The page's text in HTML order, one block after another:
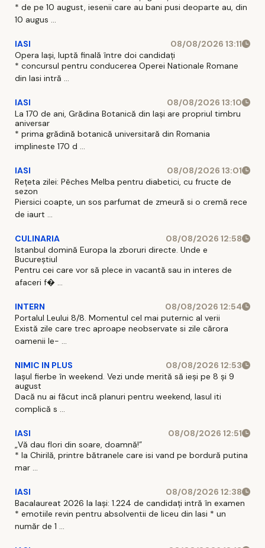
* de pe 10 august, iesenii care au bani pusi deoparte au, din
10 augus ...
IASI
08/08/2026 13:11
Opera Iași, luptă finală între doi candidați
* concursul pentru conducerea Operei Nationale Romane
din Iasi intră ...
IASI
08/08/2026 13:10
La 170 de ani, Grădina Botanică din Iași are propriul timbru
aniversar
* prima grădină botanică universitară din Romania
implineste 170 d ...
IASI
08/08/2026 13:01
Rețeta zilei: Pêches Melba pentru diabetici, cu fructe de
sezon
Piersici coapte, un sos parfumat de zmeură si o cremă rece
de iaurt ...
CULINARIA
08/08/2026 12:58
Istanbul domină Europa la zboruri directe. Unde e
Bucureștiul
Pentru cei care vor să plece in vacantă sau in interes de
afaceri f� ...
INTERN
08/08/2026 12:54
Portalul Leului 8/8. Momentul cel mai puternic al verii
Există zile care trec aproape neobservate si zile cărora
oamenii le- ...
NIMIC IN PLUS
08/08/2026 12:53
Iașul fierbe în weekend. Vezi unde merită să ieși pe 8 și 9
august
Dacă nu ai făcut incă planuri pentru weekend, Iasul iti
complică s ...
IASI
08/08/2026 12:51
„Vă dau flori din soare, doamnă!”
* la Chirilă, printre bătranele care isi vand pe bordură putina
mar ...
IASI
08/08/2026 12:38
Bacalaureat 2026 la Iași: 1.224 de candidați intră în examen
* emotiile revin pentru absolventii de liceu din Iasi * un
număr de 1 ...